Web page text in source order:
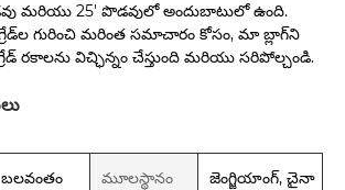
మరియు 25' పొడవులో అందుబాటులో ఉంది.
గురించి మరింత సమాచారం కోసం, మా బ్లాగ్‌ని
రకాలను విచ్ఛిన్నం చేస్తుంది మరియు సరిపోల్చండి.
బలవంతం మూలస్థానం జెంగ్జియాంగ్, చైనా